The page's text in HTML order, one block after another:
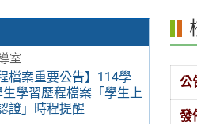
室
檔案重要公告】114學
學習歷程檔案「學生上
證」時程提醒
公
發